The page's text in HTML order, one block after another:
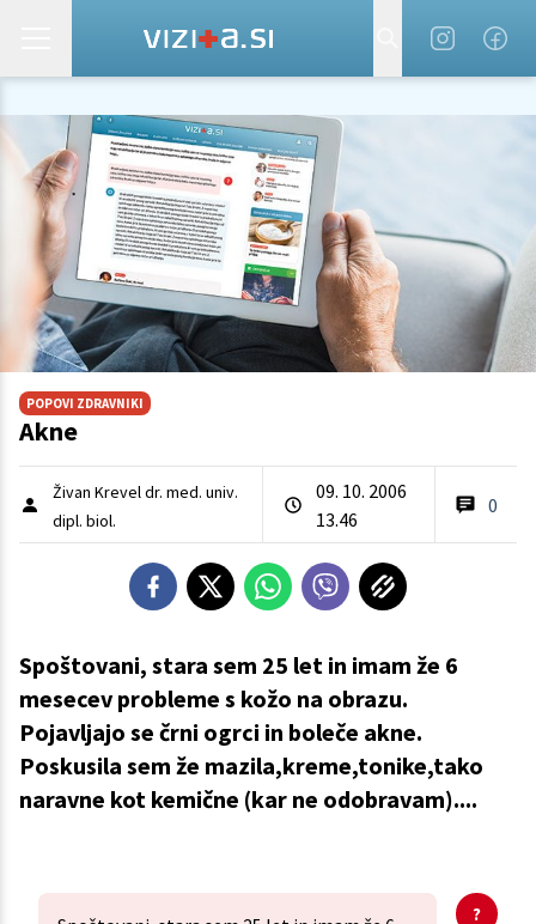
POPOVI ZDRAVNIKI
Akne
Živan Krevel dr. med. univ.
dipl. biol.
09. 10. 2006
13.46
0
Spoštovani, stara sem 25 let in imam že 6
mesecev probleme s kožo na obrazu.
Pojavljajo se črni ogrci in boleče akne.
Poskusila sem že mazila,kreme,tonike,tako
naravne kot kemične (kar ne odobravam)....